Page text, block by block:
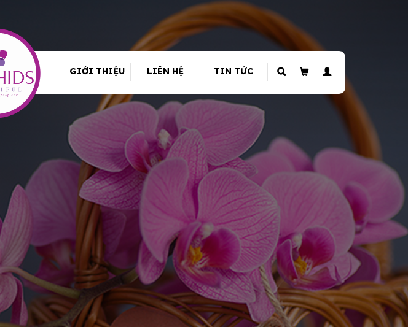
GIỚI THIỆU LIÊN HỆ TIN TỨC